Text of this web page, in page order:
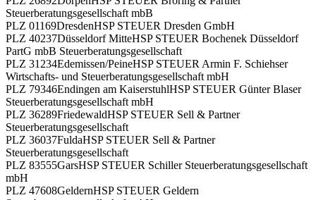
Steuerberatungsgesellschaft mbB
PLZ 01169DresdenHSP STEUER Dresden GmbH
PLZ 40237Düsseldorf MitteHSP STEUER Bochenek Düsseldorf
PartG mbB Steuerberatungsgesellschaft
PLZ 31234Edemissen/PeineHSP STEUER Armin F. Schiehser
Wirtschafts- und Steuerberatungsgesellschaft mbH
PLZ 79346Endingen am KaiserstuhlHSP STEUER Günter Blaser
Steuerberatungsgesellschaft mbH
PLZ 36289FriedewaldHSP STEUER Sell & Partner
Steuerberatungsgesellschaft
PLZ 36037FuldaHSP STEUER Sell & Partner
Steuerberatungsgesellschaft
PLZ 83555GarsHSP STEUER Schiller Steuerberatungsgesellschaft
mbH
PLZ 47608GeldernHSP STEUER Geldern